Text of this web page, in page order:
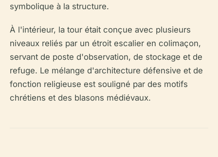
symbolique à la structure.
À l'intérieur, la tour était conçue avec plusieurs
niveaux reliés par un étroit escalier en colimaçon,
servant de poste d'observation, de stockage et de
refuge. Le mélange d'architecture défensive et de
fonction religieuse est souligné par des motifs
chrétiens et des blasons médiévaux.